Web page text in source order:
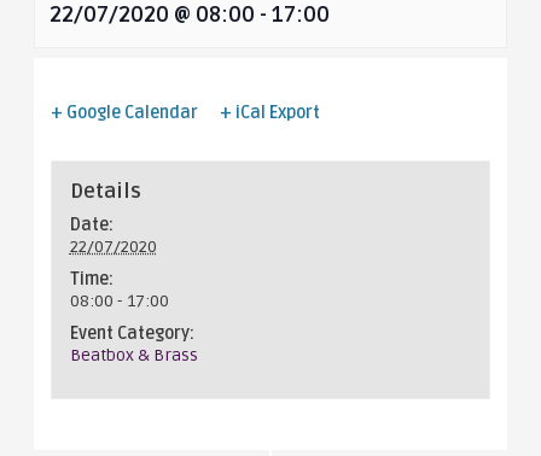
22/07/2020 @ 08:00 - 17:00
+ Google Calendar + iCal Export
Details
Date:
22/07/2020
Time:
08:00 - 17:00
Event Category:
Beatbox & Brass